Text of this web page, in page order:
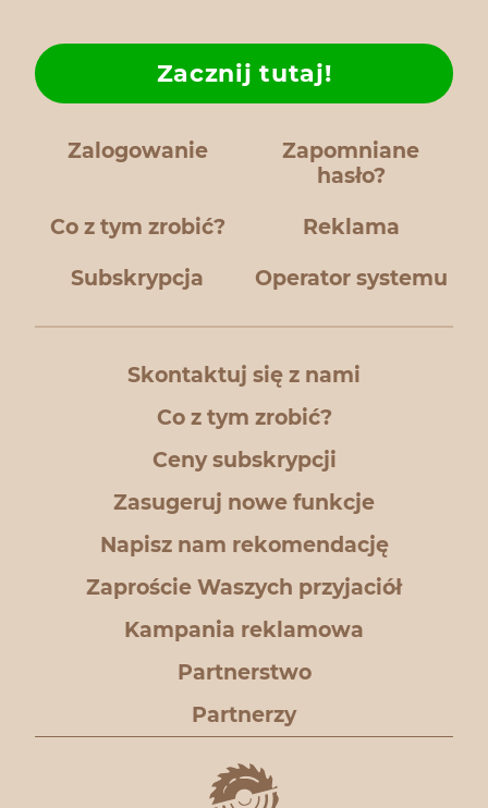
Zalogowanie
Zapomniane
hasło?
Co z tym zrobić?
Zacznij tutaj!
Reklama
Subskrypcja Operator systemu
Skontaktuj się z nami
Co z tym zrobić?
Ceny subskrypcji
Zasugeruj nowe funkcje
Napisz nam rekomendację
Zaproście Waszych przyjaciół
Kampania reklamowa
Partnerstwo
Partnerzy